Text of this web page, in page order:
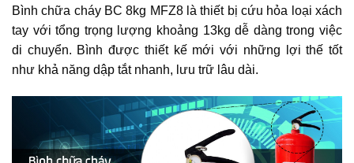
Bình chữa cháy BC 8kg MFZ8 là thiết bị cứu hỏa loại xách
tay với tổng trọng lượng khoảng 13kg dễ dàng trong việc
di chuyển. Bình được thiết kế mới với những lợi thế tốt
như khả năng dập tắt nhanh, lưu trữ lâu dài.